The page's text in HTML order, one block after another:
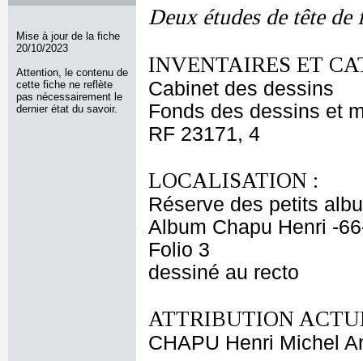
Mise à jour de la fiche
20/10/2023
Attention, le contenu de
cette fiche ne reflète
pas nécessairement le
dernier état du savoir.
Deux études de tête de
INVENTAIRES ET
Cabinet des dessins
Fonds des dessins et
RF 23171, 4
LOCALISATION :
Réserve des petits
Album Chapu Henri -
Folio 3
dessiné au recto
ATTRIBUTION
CHAPU Henri Michel